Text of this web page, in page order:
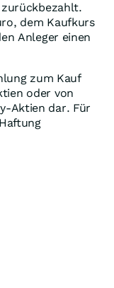
dem Kaufkurs
Anleger einen
zum Kauf
oder von
Aktien dar. Für